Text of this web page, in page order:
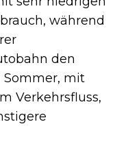
während
den
Sommer, mit
Verkehrsfluss,